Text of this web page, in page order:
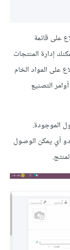
على قائمة
إدارة المنتجات
على المواد الخام
التصنيع
الموجودة.
أي يمكن الوصول